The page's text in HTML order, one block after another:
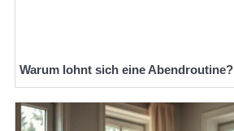
Warum lohnt sich eine Abendroutine?